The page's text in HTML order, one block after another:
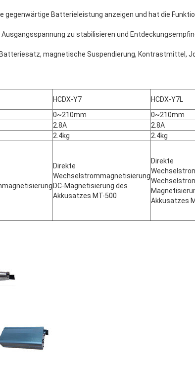
gegenwärtige Batterieleistung anzeigen und hat die
zu stabilisieren und
magnetische Suspendierung, Kontrastmittel,
HCDX-Y7 HCDX-Y7L
0~210mm 0~210mm
2.8A 2.8A
2.4kg 2.4kg
Direkte
Wechselstrommagnetisierung
DC-Magnetisierung des
Akkusatzes MT-500
Direkte
Akkusatzes